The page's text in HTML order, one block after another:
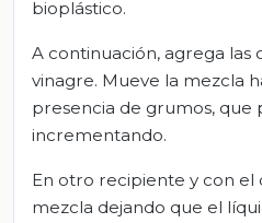
bioplástico.
A continuación, agrega las
vinagre. Mueve la mezcla
presencia de grumos, que
incrementando.
En otro recipiente y con el
mezcla dejando que el